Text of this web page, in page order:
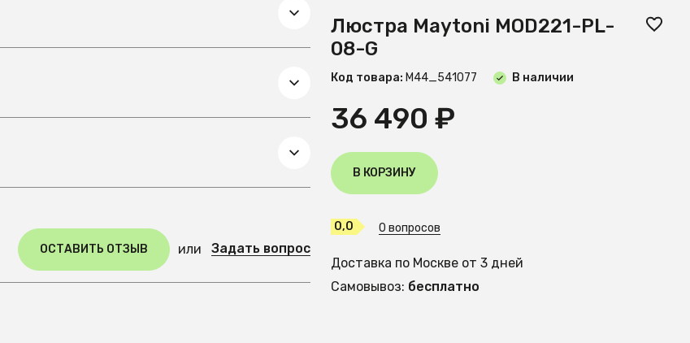
ОСТАВИТЬ ОТЗЫВ или Задать вопрос
Люстра Maytoni MOD221-PL-
08-G
Код товара: М44_541077 В наличии
36 490 ₽
В КОРЗИНУ
0,0 0 вопросов
Доставка по Москве от 3 дней
Самовывоз: бесплатно